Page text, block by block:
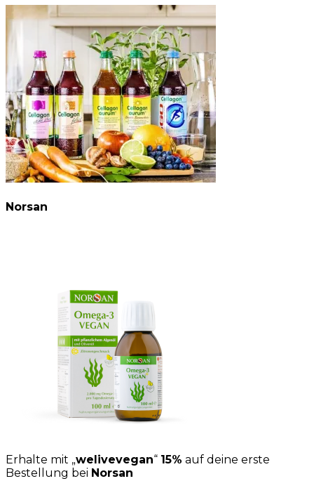
Norsan
Erhalte mit „welivevegan“ 15% auf deine erste
Bestellung bei Norsan